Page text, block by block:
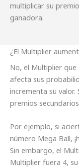
multiplicar su
ganadora.
¿El Multiplier
No, el Multiplier que
afecta sus
incrementa su
premios
Por ejemplo, si
número Mega Ball,
Sin embargo, el
Multiplier fuera 4,